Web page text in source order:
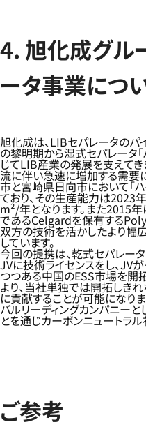
4. 旭化成グル
ータ事業につ
旭化成は、LIBセパレータの
の黎明期から湿式セパレータ
じてLIB産業の発展を支えて
流に伴い急速に増加する需要
市と宮崎県日向市において「
ており、その生産能力は
m²/年となります。また2015
であるCelgardを保有する
双方の技術を活かしたより幅
しています。
今回の提携は、乾式セパレー
JVに技術ライセンスをし、JV
つつある中国のESS市場を開
より、当社単独では開拓しき
に貢献することが可能になり
バルリーディングカンパニー
とを通じカーボンニュートラ
ご参考